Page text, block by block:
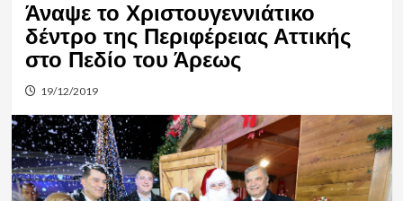
Άναψε το Χριστουγεννιάτικο
δέντρο της Περιφέρειας Αττικής
στο Πεδίο του Άρεως
19/12/2019